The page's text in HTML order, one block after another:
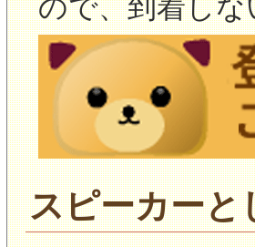
ので、到着し
スピーカーと